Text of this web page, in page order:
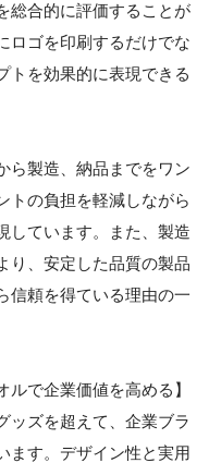
総合的に評価することが
ロゴを印刷するだけでな
トを効果的に表現できる
ら製造、納品までをワン
トの負担を軽減しながら
しています。また、製造
り、安定した品質の製品
信頼を得ている理由の一
ルで企業価値を高める】
ッズを超えて、企業ブラ
ます。デザイン性と実用